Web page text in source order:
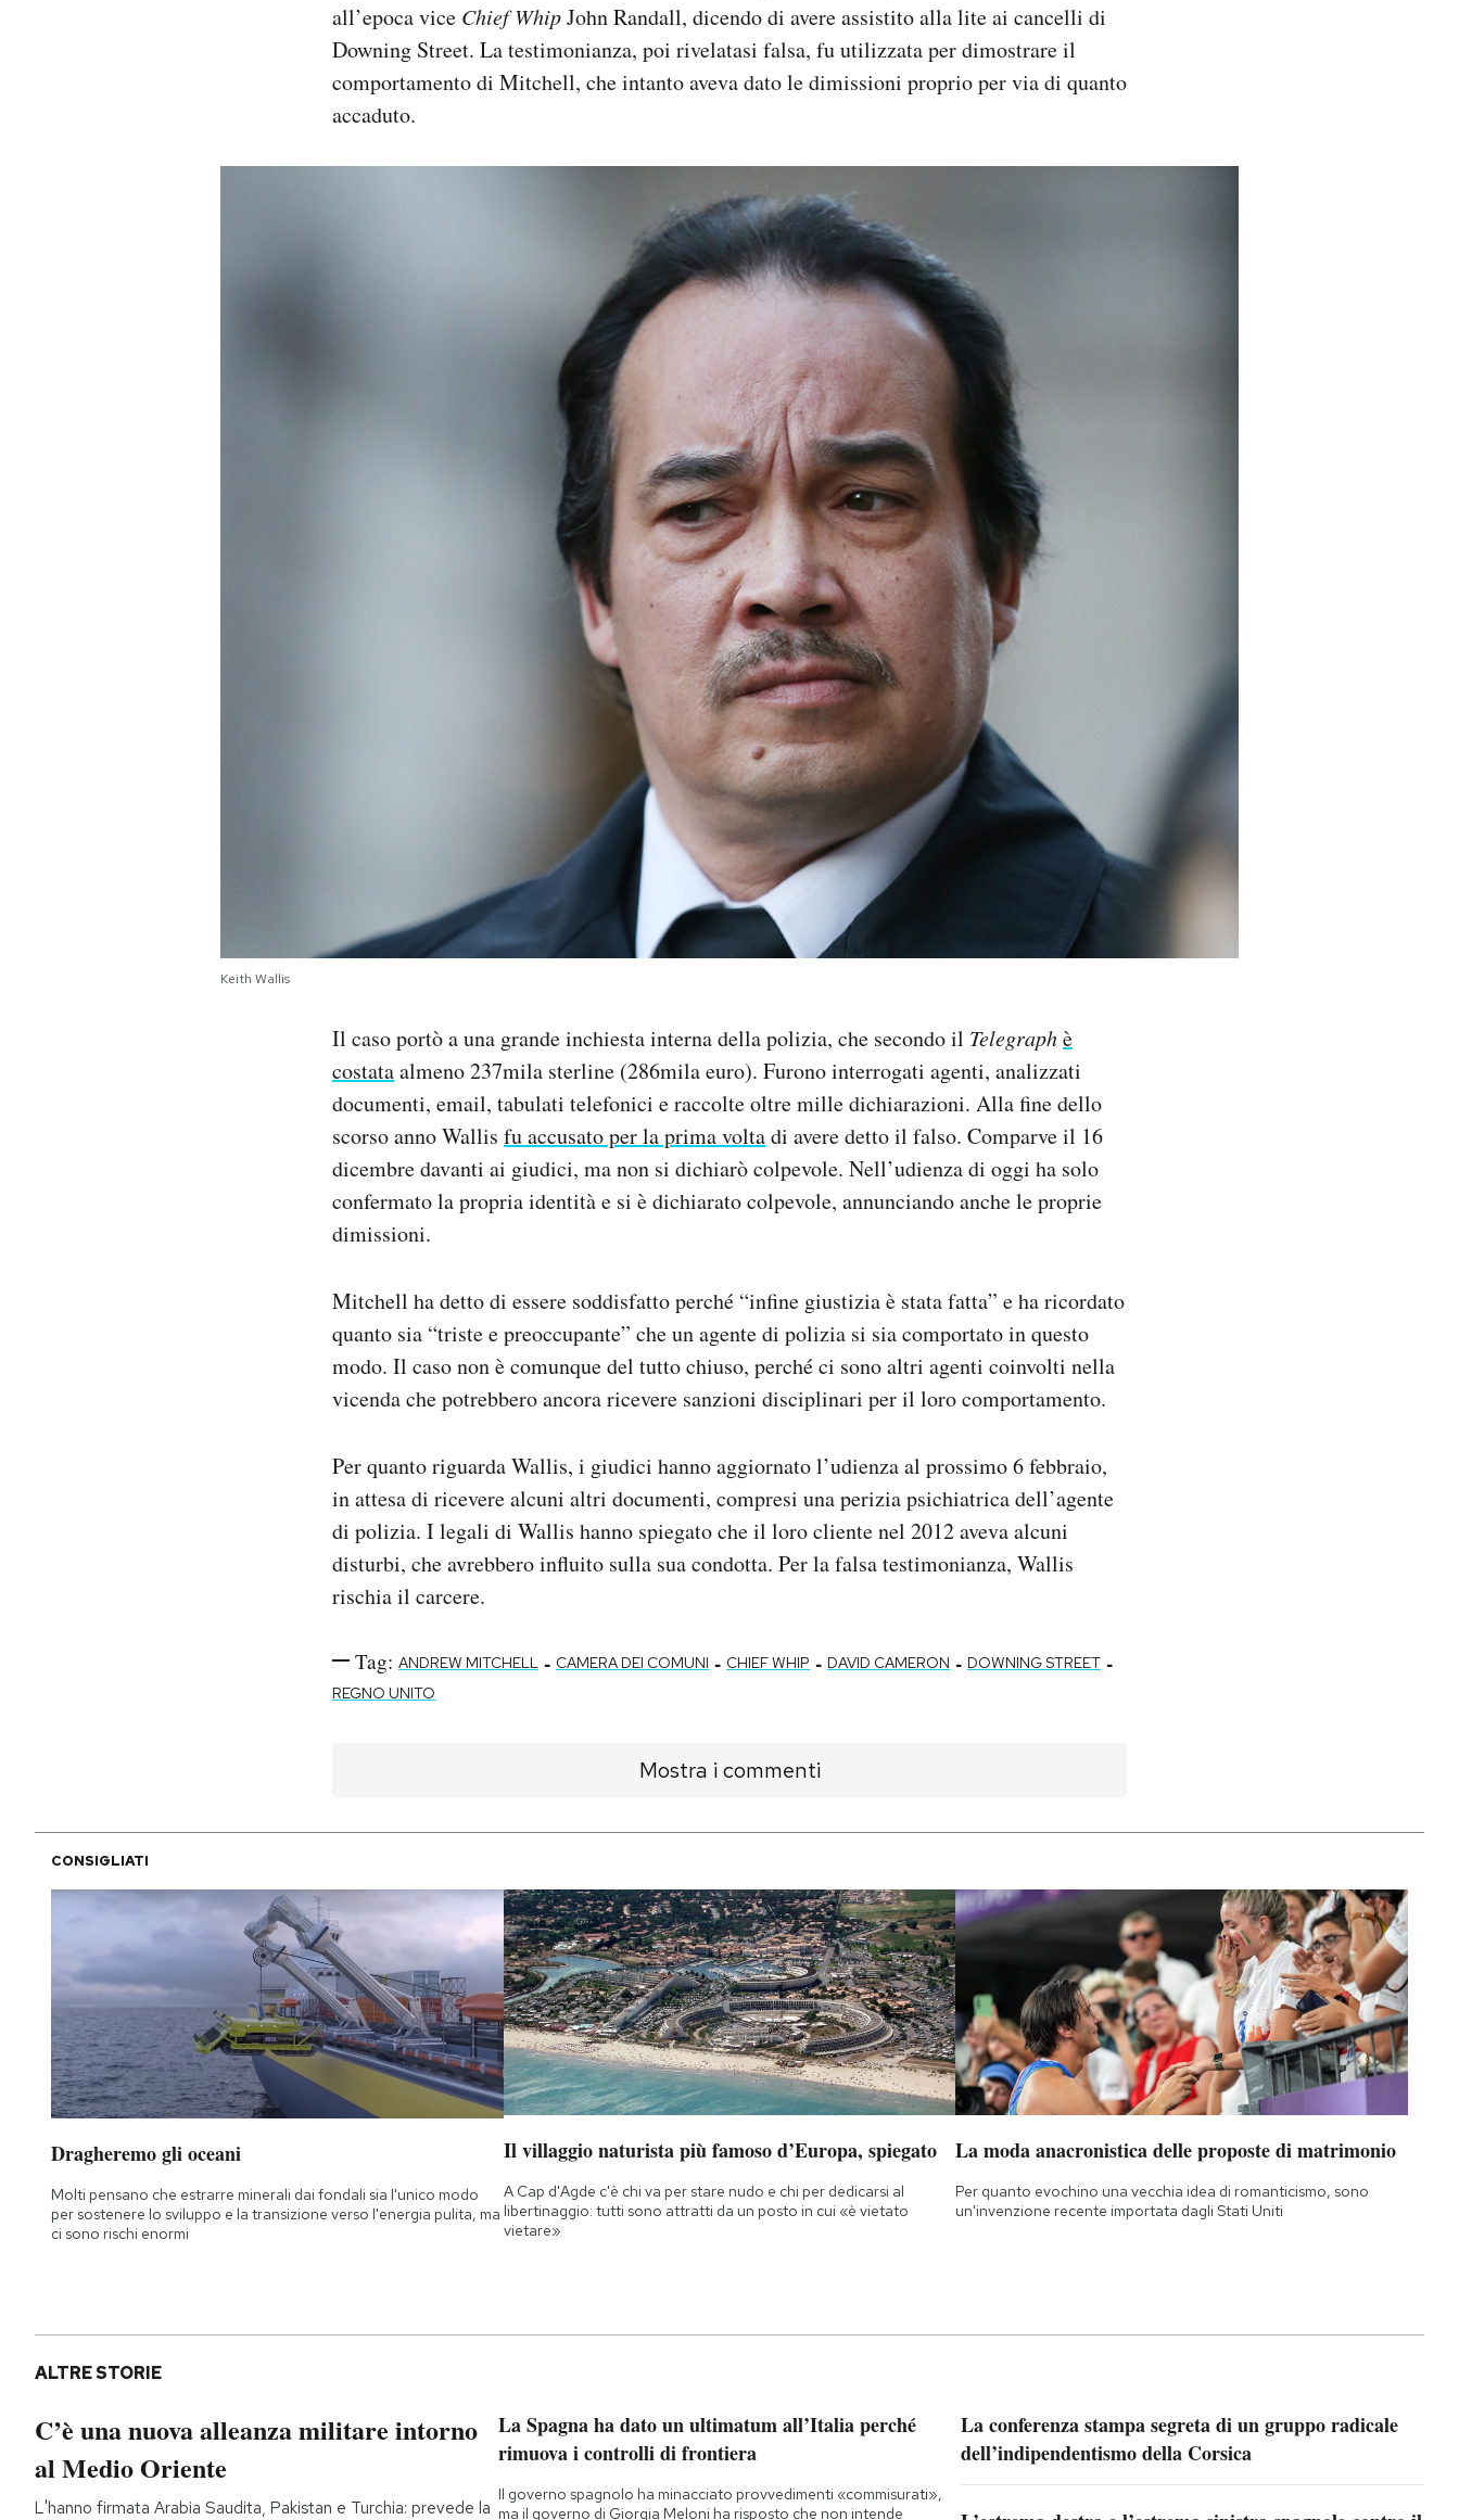
all’epoca vice Chief WhipJohn Randall, dicendo di avere assistito alla lite ai cancelli di
Downing Street. La testimonianza, poi rivelatasi falsa, fu utilizzata per dimostrare il
comportamento di Mitchell, che intanto aveva dato le dimissioni proprio per via di quanto
accaduto.
Keith Wallis
Il caso portò a una grande inchiesta interna della polizia, che secondo il Telegraphè
costataalmeno 237mila sterline (286mila euro). Furono interrogati agenti, analizzati
documenti, email, tabulati telefonici e raccolte oltre mille dichiarazioni. Alla fine dello
scorso anno Wallis fu accusato per la prima voltadi avere detto il falso. Comparve il 16
dicembre davanti ai giudici, ma non si dichiarò colpevole. Nell’udienza di oggi ha solo
confermato la propria identità e si è dichiarato colpevole, annunciando anche le proprie
dimissioni.
Mitchell ha detto di essere soddisfatto perché “infine giustizia è stata fatta” e ha ricordato
quanto sia “triste e preoccupante” che un agente di polizia si sia comportato in questo
modo. Il caso non è comunque del tutto chiuso, perché ci sono altri agenti coinvolti nella
vicenda che potrebbero ancora ricevere sanzioni disciplinari per il loro comportamento.
Per quanto riguarda Wallis, i giudici hanno aggiornato l’udienza al prossimo 6 febbraio,
in attesa di ricevere alcuni altri documenti, compresi una perizia psichiatrica dell’agente
di polizia. I legali di Wallis hanno spiegato che il loro cliente nel 2012 aveva alcuni
disturbi, che avrebbero influito sulla sua condotta. Per la falsa testimonianza, Wallis
rischia il carcere.
Tag: ANDREW MITCHELL - CAMERA DEI COMUNI - CHIEF WHIP - DAVID CAMERON - DOWNING STREET -
REGNO UNITO
Mostra i commenti
CONSIGLIATI
Dragheremo gli oceani
Molti pensano che estrarre minerali dai fondali sia l'unico modo
per sostenere lo sviluppo e la transizione verso l'energia pulita, ma
ci sono rischi enormi
Il villaggio naturista più famoso d’Europa, spiegato
A Cap d'Agde c'è chi va per stare nudo e chi per dedicarsi al
libertinaggio: tutti sono attratti da un posto in cui «è vietato
vietare»
La moda anacronistica delle proposte di matrimonio
Per quanto evochino una vecchia idea di romanticismo, sono
un'invenzione recente importata dagli Stati Uniti
ALTRE STORIE
C’è una nuova alleanza militare intorno
al Medio Oriente
L'hanno firmata Arabia Saudita, Pakistan e Turchia: prevede la
La Spagna ha dato un ultimatum all’Italia perché
rimuova i controlli di frontiera
Il governo spagnolo ha minacciato provvedimenti «commisurati»,
ma il governo di Giorgia Meloni ha risposto che non intende
La conferenza stampa segreta di un gruppo radicale
dell’indipendentismo della Corsica